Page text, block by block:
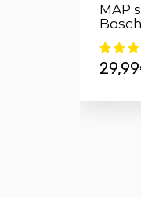
MAP
Bosch